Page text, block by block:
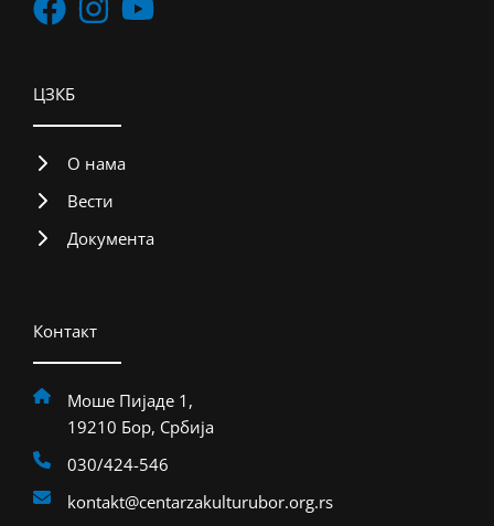
ЦЗКБ
О нама
Вести
Документа
Контакт
Моше Пијаде 1,
19210 Бор, Србија
030/424-546
kontakt@centarzakulturubor.org.rs